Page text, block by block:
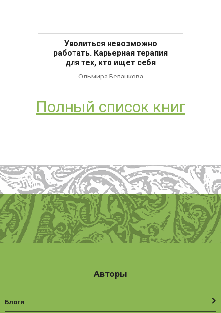
Уволиться невозможно
работать. Карьерная терапия
для тех, кто ищет себя
Ольмира Беланкова
Полный список книг
Авторы
Блоги